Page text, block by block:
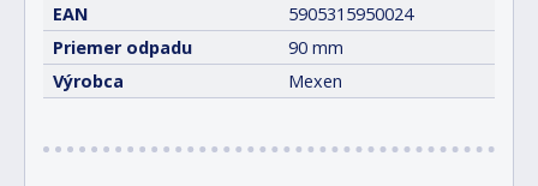
EAN
5905315950024
Priemer odpadu
90 mm
Výrobca
Mexen